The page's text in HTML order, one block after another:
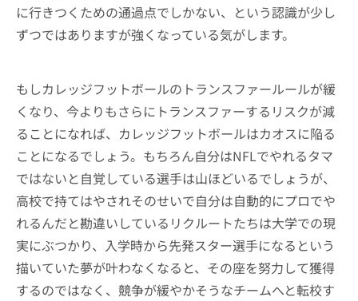
に行きつくための通過点でしかない、という認識が少し
ずつではありますが強くなっている気がします。
もしカレッジフットボールのトランスファールールが緩
くなり、今よりもさらにトランスファーするリスクが減
ることになれば、カレッジフットボールはカオスに陥る
ことになるでしょう。もちろん自分はNFLでやれるタマ
ではないと自覚している選手は山ほどいるでしょうが、
高校で持てはやされそのせいで自分は自動的にプロでや
れるんだと勘違いしているリクルートたちは大学での現
実にぶつかり、入学時から先発スター選手になるという
描いていた夢が叶わなくなると、その座を努力して獲得
するのではなく、競争が緩やかそうなチームへと転校す